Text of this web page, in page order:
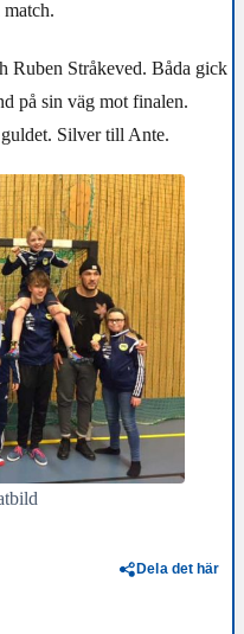
Ruben Stråkeved. Båda gick
på sin väg mot finalen.
Silver till Ante.
Dela det här